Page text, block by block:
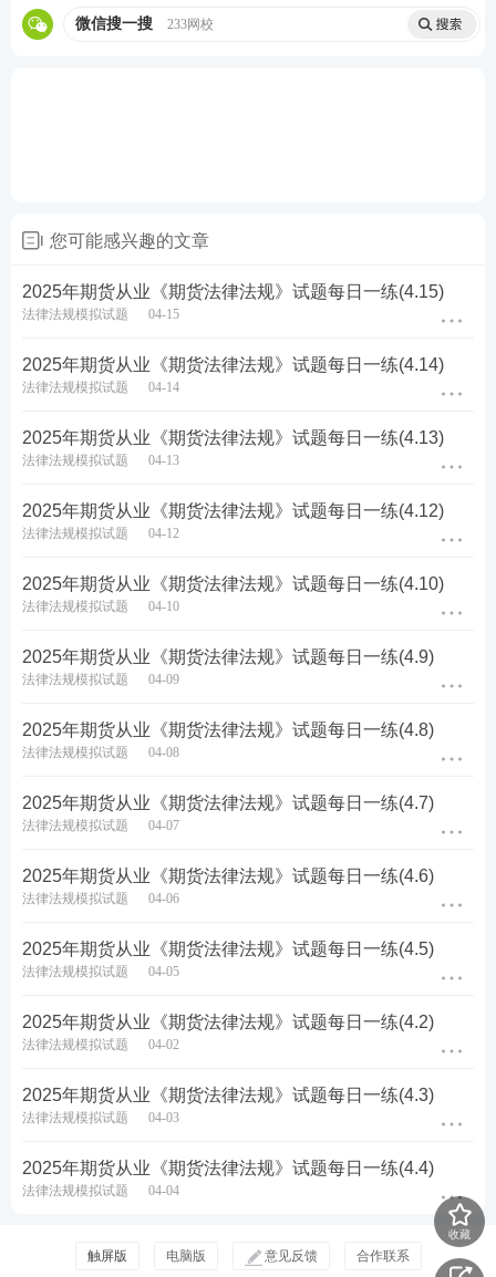
热点推荐：
2025年期货从业考试干货笔记免费获取
备考刷题：233网校APP可免费刷期货章节习题、历年
真题、模拟试题、每日一练、模考大赛、答题闯关，
通过刷题，加深巩固，掌握要点，查漏补缺，稳步提
升！【进入下载APP刷题
微信搜一搜 233网校
您可能感兴趣的文章
2025年期货从业《期货法律法规》试题每日一练(4.15)
法律法规模拟试题 04-15
2025年期货从业《期货法律法规》试题每日一练(4.14)
法律法规模拟试题 04-14
2025年期货从业《期货法律法规》试题每日一练(4.13)
法律法规模拟试题 04-13
2025年期货从业《期货法律法规》试题每日一练(4.12)
法律法规模拟试题 04-12
2025年期货从业《期货法律法规》试题每日一练(4.10)
法律法规模拟试题 04-10
2025年期货从业《期货法律法规》试题每日一练(4.9)
法律法规模拟试题 04-09
2025年期货从业《期货法律法规》试题每日一练(4.8)
法律法规模拟试题 04-08
2025年期货从业《期货法律法规》试题每日一练(4.7)
法律法规模拟试题 04-07
2025年期货从业《期货法律法规》试题每日一练(4.6)
法律法规模拟试题 04-06
2025年期货从业《期货法律法规》试题每日一练(4.5)
法律法规模拟试题 04-05
2025年期货从业《期货法律法规》试题每日一练(4.2)
法律法规模拟试题 04-02
2025年期货从业《期货法律法规》试题每日一练(4.3)
法律法规模拟试题 04-03
2025年期货从业《期货法律法规》试题每日一练(4.4)
法律法规模拟试题 04-04
收藏
触屏版 电脑版 意见反馈 合作联系